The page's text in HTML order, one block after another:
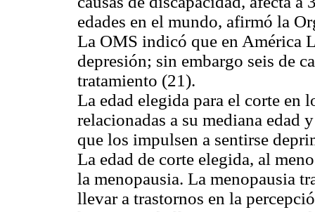
edades en el mundo, afirmó la
La OMS indicó que en América
depresión; sin embargo seis de
tratamiento (21).
La edad elegida para el corte en
relacionadas a su mediana edad
que los impulsen a sentirse
La edad de corte elegida, al
la menopausia. La menopausia
llevar a trastornos en la